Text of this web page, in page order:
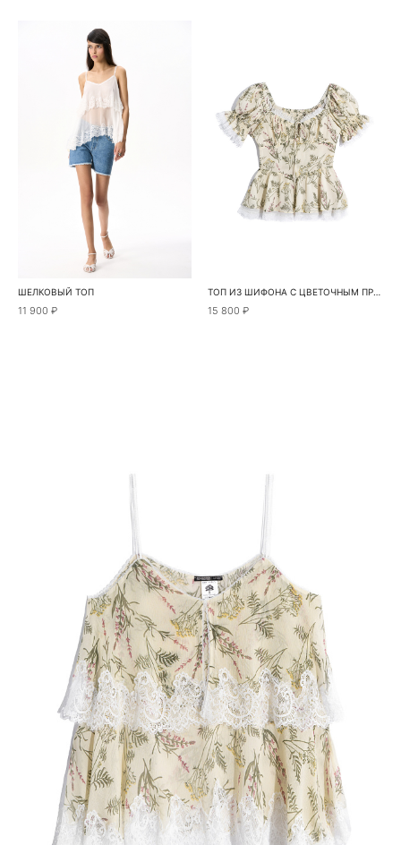
ШЕЛКОВЫЙ ТОП
11 900 ₽
ТОП ИЗ ШИФОНА С ЦВЕТОЧНЫМ ПРИНТОМ
15 800 ₽